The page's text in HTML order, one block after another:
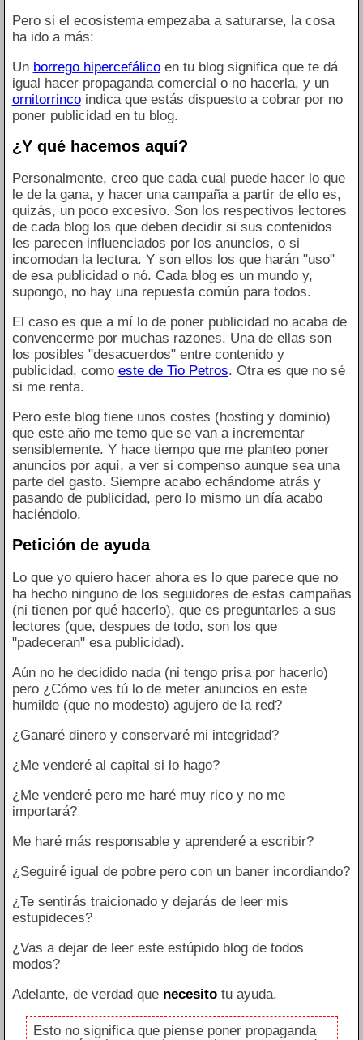
Pero si el ecosistema empezaba a saturarse, la cosa
ha ido a más:
Un borrego hipercefálicoen tu blog significa que te dá
igual hacer propaganda comercial o no hacerla, y un
ornitorrincoindica que estás dispuesto a cobrar por no
poner publicidad en tu blog.
¿Y qué hacemos aquí?
Personalmente, creo que cada cual puede hacer lo que
le de la gana, y hacer una campaña a partir de ello es,
quizás, un poco excesivo. Son los respectivos lectores
de cada blog los que deben decidir si sus contenidos
les parecen influenciados por los anuncios, o si
incomodan la lectura. Y son ellos los que harán "uso"
de esa publicidad o nó. Cada blog es un mundo y,
supongo, no hay una repuesta común para todos.
El caso es que a mí lo de poner publicidad no acaba de
convencerme por muchas razones. Una de ellas son
los posibles "desacuerdos" entre contenido y
publicidad, como este de Tio Petros. Otra es que no sé
si me renta.
Pero este blog tiene unos costes (hosting y dominio)
que este año me temo que se van a incrementar
sensiblemente. Y hace tiempo que me planteo poner
anuncios por aquí, a ver si compenso aunque sea una
parte del gasto. Siempre acabo echándome atrás y
pasando de publicidad, pero lo mismo un día acabo
haciéndolo.
Petición de ayuda
Lo que yo quiero hacer ahora es lo que parece que no
ha hecho ninguno de los seguidores de estas campañas
(ni tienen por qué hacerlo), que es preguntarles a sus
lectores (que, despues de todo, son los que
"padeceran" esa publicidad).
Aún no he decidido nada (ni tengo prisa por hacerlo)
pero ¿Cómo ves tú lo de meter anuncios en este
humilde (que no modesto) agujero de la red?
¿Ganaré dinero y conservaré mi integridad?
¿Me venderé al capital si lo hago?
¿Me venderé pero me haré muy rico y no me
importará?
Me haré más responsable y aprenderé a escribir?
¿Seguiré igual de pobre pero con un baner incordiando?
¿Te sentirás traicionado y dejarás de leer mis
estupideces?
¿Vas a dejar de leer este estúpido blog de todos
modos?
Adelante, de verdad que necesitotu ayuda.
Esto no significa que piense poner propaganda